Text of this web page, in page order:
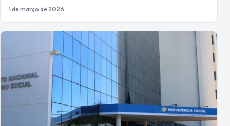
1 de março de 2026